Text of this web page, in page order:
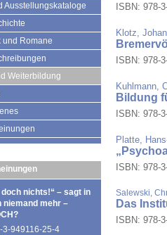
Ausstellungskataloge
und Romane
Weiterbildung
doch nichts!“ – sagt in
niemand mehr –
3-949116-25-4
ISBN: 978-
Klotz,
ISBN: 978-
Kuhlmann,
Bildung
ISBN: 978-
Platte,
ISBN: 978-
Salewski,
Das
ISBN: 978-